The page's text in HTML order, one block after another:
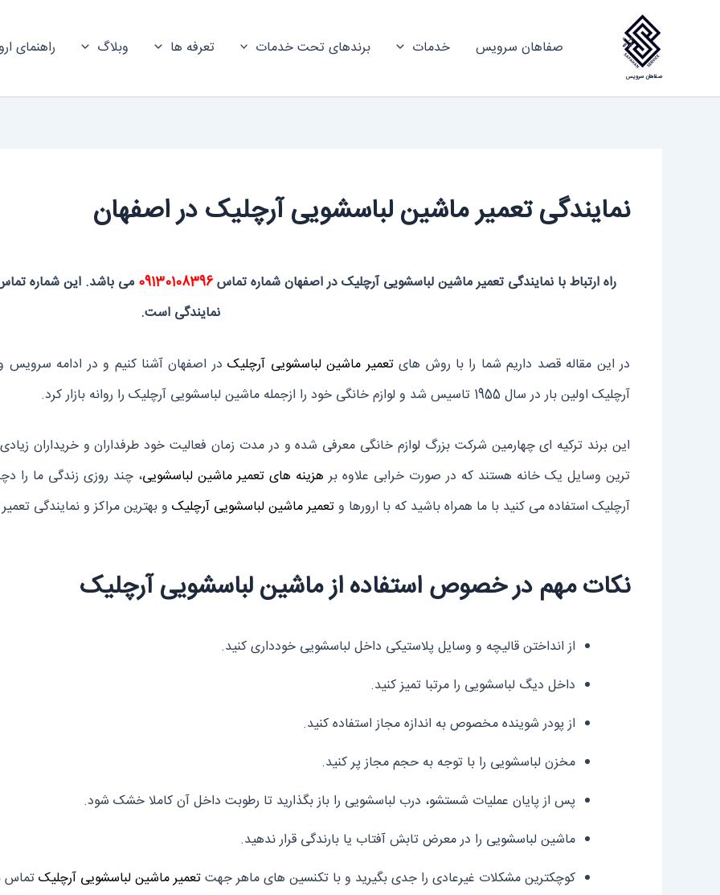
صفاهان سرویس
صفاهان سرویس خدمات برندهای تحت خدمات تعرفه ها وبلاگ راهنمای
نمایندگی تعمیر ماشین لباسشویی آرچلیک در اصفهان
راه ارتباط با نمایندگی تعمیر ماشین لباسشویی آرچلیک در اصفهان شماره تماس09130108396 می باشد. این شماره
نمایندگی است.
در این مقاله قصد داریم شما را با روش هایتعمیر ماشین لباسشویی آرچلیکدر اصفهان آشنا کنیم و در ادامه
آرچلیک اولین بار در سال 1955 تاسیس شد و لوازم خانگی خود را ازجمله ماشین لباسشویی آرچلیک را روانه بازار کرد.
این برند ترکیه ای چهارمین شرکت بزرگ لوازم خانگی معرفی شده و در مدت زمان فعالیت خود طرفداران و خریداران
ترین وسایل یک خانه هستند که در صورت خرابی علاوه بر هزینه های تعمیر ماشین لباسشویی، چند روزی زندگی ما را
آرچلیک استفاده می کنید با ما همراه باشید که با ارورها وتعمیر ماشین لباسشویی آرچلیک و بهترین مراکز و نمایندگی
نکات مهم در خصوص استفاده از ماشین لباسشویی آرچلیک
از انداختن قالیچه و وسایل پلاستیکی داخل لباسشویی خودداری کنید.
داخل دیگ لباسشویی را مرتبا تمیز کنید.
از پودر شوینده مخصوص به اندازه مجاز استفاده کنید.
مخزن لباسشویی را با توجه به حجم مجاز پر کنید.
پس از پایان عملیات شستشو، درب لباسشویی را باز بگذارید تا رطوبت داخل آن کاملا خشک شود.
ماشین لباسشویی را در معرض تابش آفتاب یا بارندگی قرار ندهید.
کوچکترین مشکلات غیرعادی را جدی بگیرید و با تکنسین های ماهر جهتتعمیر ماشین لباسشویی آرچلیکتماس